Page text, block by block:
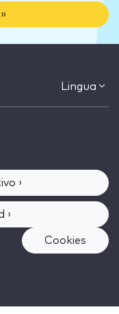
Lingua
›
›
Cookies